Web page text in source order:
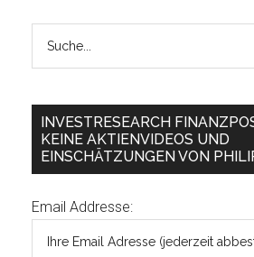
INVESTRESEARCH
KEINE AKTIENVIDEOS UND
EINSCHÄTZUNGEN VON
Email Addresse: